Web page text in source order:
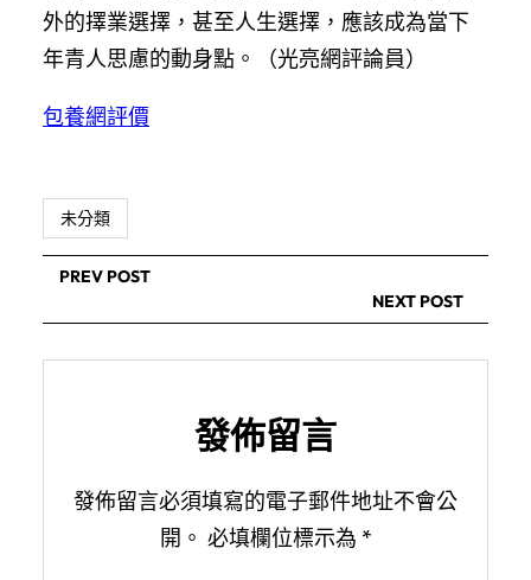
外的擇業選擇，甚至人生選擇，應該成為當下
年青人思慮的動身點。（光亮網評論員）
包養網評價
未分類
PREV POST
NEXT POST
發佈留言
發佈留言必須填寫的電子郵件地址不會公
開。 必填欄位標示為 *